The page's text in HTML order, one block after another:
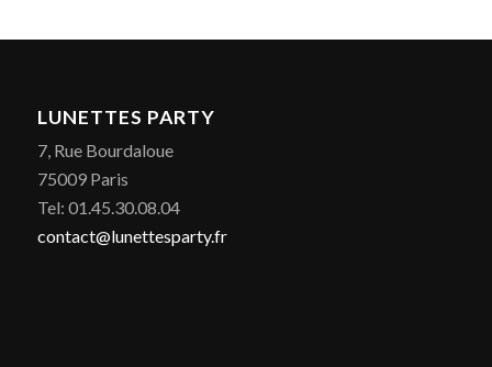
LUNETTES PARTY
7, Rue Bourdaloue
75009 Paris
Tel: 01.45.30.08.04
contact@lunettesparty.fr